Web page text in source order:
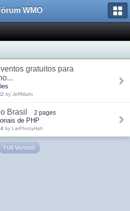
WMO
gratuitos para
by JeffMalm
Brasil 2 pages
de PHP
by LarPhozyHah
Full Version